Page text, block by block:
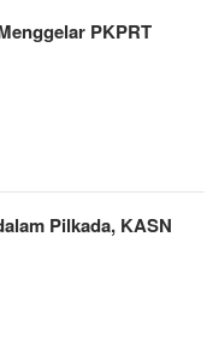
PKPRT
Pilkada, KASN